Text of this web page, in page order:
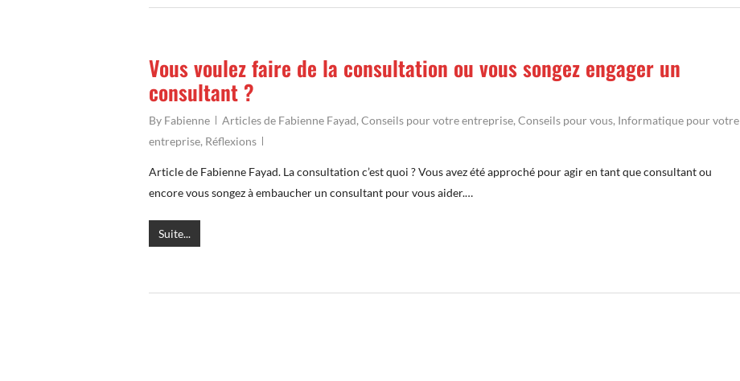
Vous voulez faire de la consultation ou vous songez engager un
consultant ?
By Fabienne Articles de Fabienne Fayad, Conseils pour votre entreprise, Conseils pour vous, Informatique pour votre
entreprise, Réflexions
Article de Fabienne Fayad. La consultation c’est quoi ? Vous avez été approché pour agir en tant que consultant ou
encore vous songez à embaucher un consultant pour vous aider.…
Suite...